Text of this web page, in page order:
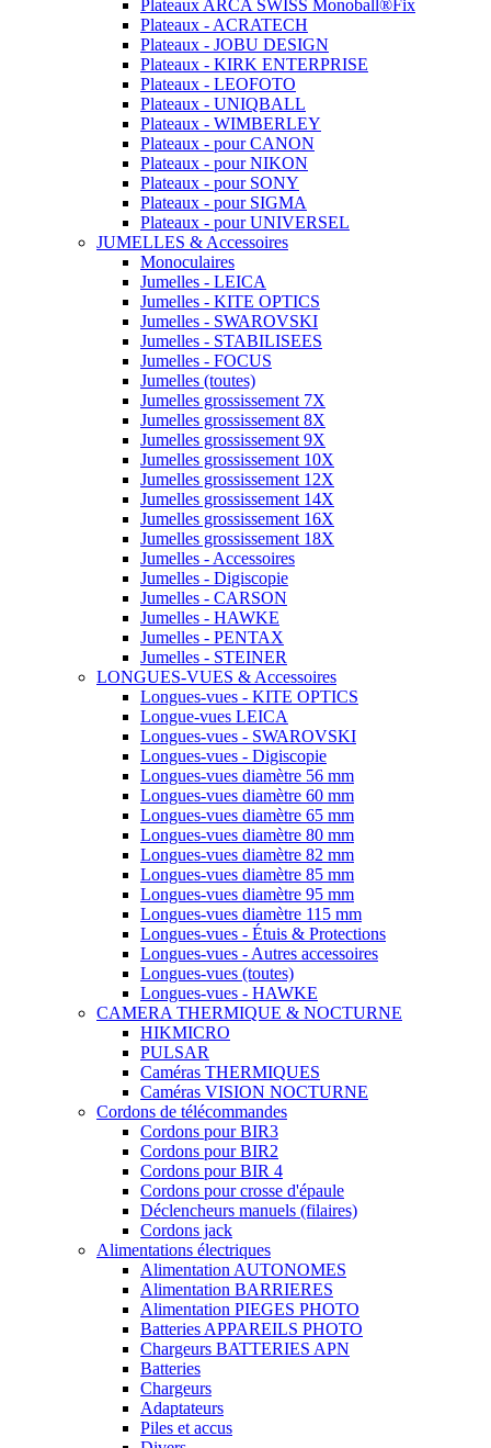
Plateaux ARCA SWISS Monoball®Fix
Plateaux - ACRATECH
Plateaux - JOBU DESIGN
Plateaux - KIRK ENTERPRISE
Plateaux - LEOFOTO
Plateaux - UNIQBALL
Plateaux - WIMBERLEY
Plateaux - pour CANON
Plateaux - pour NIKON
Plateaux - pour SONY
Plateaux - pour SIGMA
Plateaux - pour UNIVERSEL
JUMELLES & Accessoires
Monoculaires
Jumelles - LEICA
Jumelles - KITE OPTICS
Jumelles - SWAROVSKI
Jumelles - STABILISEES
Jumelles - FOCUS
Jumelles (toutes)
Jumelles grossissement 7X
Jumelles grossissement 8X
Jumelles grossissement 9X
Jumelles grossissement 10X
Jumelles grossissement 12X
Jumelles grossissement 14X
Jumelles grossissement 16X
Jumelles grossissement 18X
Jumelles - Accessoires
Jumelles - Digiscopie
Jumelles - CARSON
Jumelles - HAWKE
Jumelles - PENTAX
Jumelles - STEINER
LONGUES-VUES & Accessoires
Longues-vues - KITE OPTICS
Longue-vues LEICA
Longues-vues - SWAROVSKI
Longues-vues - Digiscopie
Longues-vues diamètre 56 mm
Longues-vues diamètre 60 mm
Longues-vues diamètre 65 mm
Longues-vues diamètre 80 mm
Longues-vues diamètre 82 mm
Longues-vues diamètre 85 mm
Longues-vues diamètre 95 mm
Longues-vues diamètre 115 mm
Longues-vues - Étuis & Protections
Longues-vues - Autres accessoires
Longues-vues (toutes)
Longues-vues - HAWKE
CAMERA THERMIQUE & NOCTURNE
HIKMICRO
PULSAR
Caméras THERMIQUES
Caméras VISION NOCTURNE
Cordons de télécommandes
Cordons pour BIR3
Cordons pour BIR2
Cordons pour BIR 4
Cordons pour crosse d'épaule
Déclencheurs manuels (filaires)
Cordons jack
Alimentations électriques
Alimentation AUTONOMES
Alimentation BARRIERES
Alimentation PIEGES PHOTO
Batteries APPAREILS PHOTO
Chargeurs BATTERIES APN
Batteries
Chargeurs
Adaptateurs
Piles et accus